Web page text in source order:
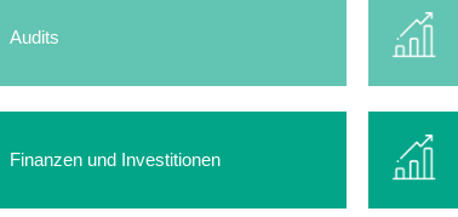
Audits
Finanzen und Investitionen